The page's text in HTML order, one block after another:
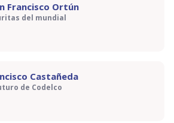
Francisco Ortún
del mundial
Castañeda
de Codelco